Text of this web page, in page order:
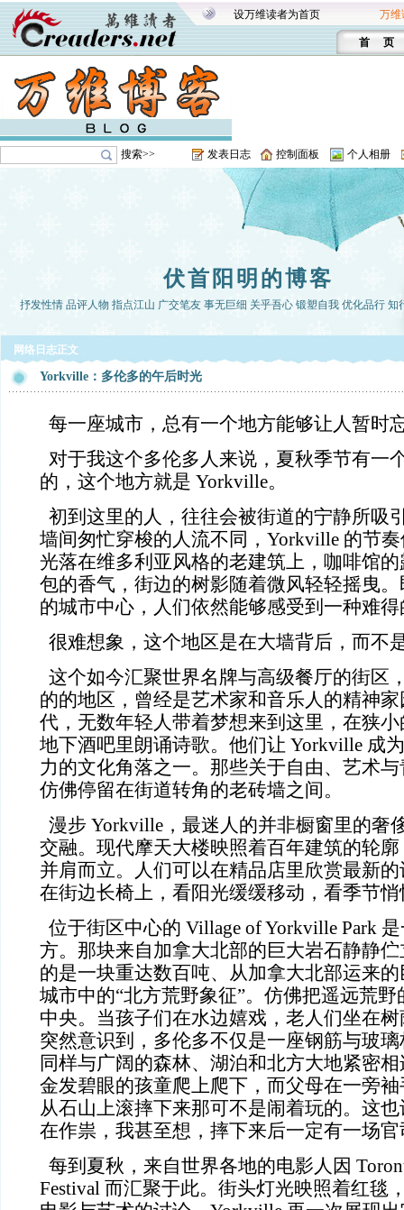
设万维读者为首页 万维
首 页
搜索>> 发表日志 控制面板 个人相册
伏首阳明的博客
抒发性情 品评人物 指点江山 广交笔友 事无巨细 关乎吾心 锻塑自我 优化品行 知
网络日志正文
Yorkville：多伦多的午后时光
每一座城市，总有一个地方能够让人暂时
对于我这个多伦多人来说，夏秋季节有一
的，这个地方就是 Yorkville。
初到这里的人，往往会被街道的宁静所吸
墙间匆忙穿梭的人流不同，Yorkville 的节
光落在维多利亚风格的老建筑上，咖啡馆
包的香气，街边的树影随着微风轻轻摇曳
的城市中心，人们依然能够感受到一种难
很难想象，这个地区是在大墙背后，而不
这个如今汇聚世界名牌与高级餐厅的街区
的的地区，曾经是艺术家和音乐人的精神
代，无数年轻人带着梦想来到这里，在狭
地下酒吧里朗诵诗歌。他们让 Yorkville 成
力的文化角落之一。那些关于自由、艺术
仿佛停留在街道转角的老砖墙之间。
漫步 Yorkville，最迷人的并非橱窗里的奢
交融。现代摩天大楼映照着百年建筑的轮
并肩而立。人们可以在精品店里欣赏最新
在街边长椅上，看阳光缓缓移动，看季节
位于街区中心的 Village of Yorkville Park
方。那块来自加拿大北部的巨大岩石静静
的是一块重达数百吨、从加拿大北部运来
城市中的“北方荒野象征”。仿佛把遥远荒
中央。当孩子们在水边嬉戏，老人们坐在
突然意识到，多伦多不仅是一座钢筋与玻
同样与广阔的森林、湖泊和北方大地紧密
金发碧眼的孩童爬上爬下，而父母在一旁
从石山上滚摔下来那可不是闹着玩的。这
在作祟，我甚至想，摔下来后一定有一场
每到夏秋，来自世界各地的电影人因
Festival 而汇聚于此。街头灯光映照着红毯